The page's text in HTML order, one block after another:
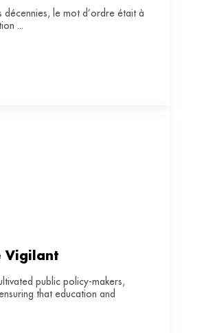
décennies, le mot d’ordre était à
...
Vigilant
public policy-makers,
that education and